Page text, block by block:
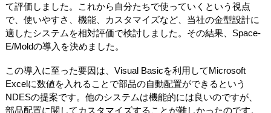
て評価しました。これから自分たちで使っていくという視点
で、使いやすさ、機能、カスタマイズなど、当社の金型設計に
適したシステムを相対評価で検討しました。その結果、Space-
E/Moldの導入を決めました。
この導入に至った要因は、Visual Basicを利用してMicrosoft
Excelに数値を入れることで部品の自動配置ができるという
NDESの提案です。他のシステムは機能的には良いのですが、
部品配置に関してカスタマイズすることが難しかったのです。